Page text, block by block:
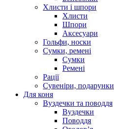
Хлисти і шпори
Хлисти
Шпори
Аксесуари
Гольфи, носки
Сумки, ремені
Сумки
Ремені
Рації
Сувеніри, подарунки
Для коня
Вуздечки та поводдя
Вуздечки
Поводдя